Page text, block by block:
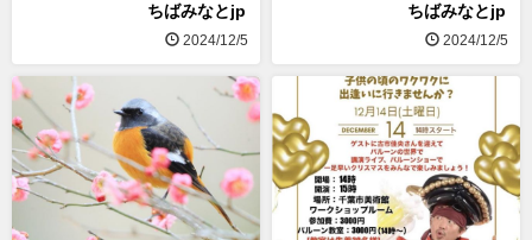
ちばみなとjp
2024/12/5
ちばみなとjp
2024/12/5